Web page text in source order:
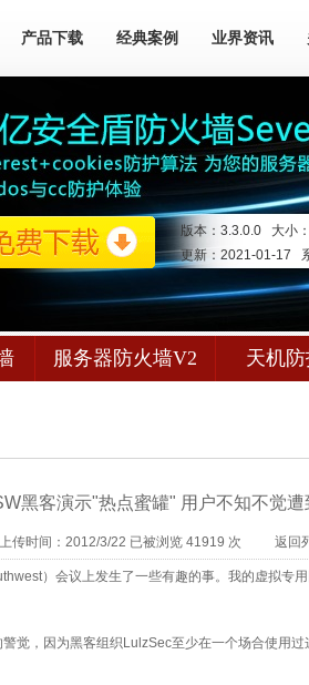
产品下载 经典案例 业界资讯
版本：3.3.0.0 大小：
更新：2021-01-17
服务器防火墙V2 天机
黑客演示"热点蜜罐" 用户不知不觉遭
上传时间：2012/3/22 已被浏览 41919 次 返回
）会议上发生了一些有趣的事。我的虚拟专
觉，因为黑客组织LulzSec至少在一个场合使用